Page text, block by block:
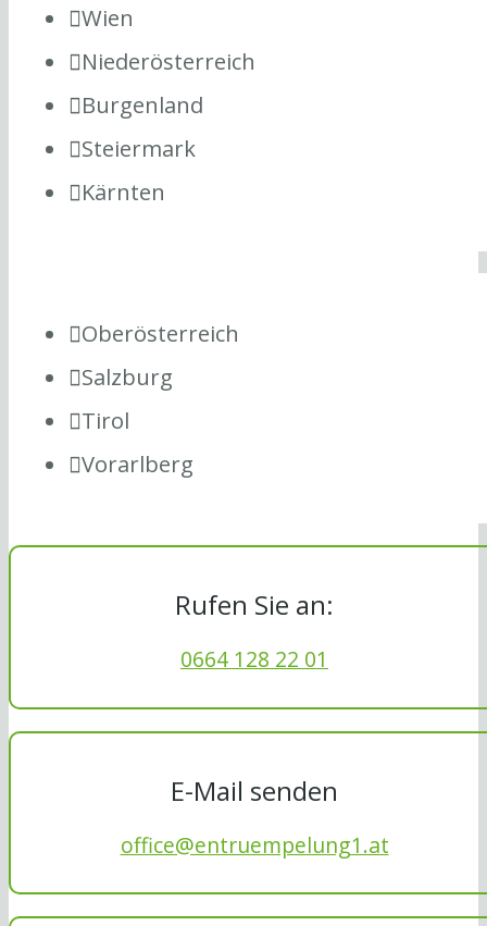
Wien
Niederösterreich
Burgenland
Steiermark
Kärnten
Oberösterreich
Salzburg
Tirol
Vorarlberg
Rufen Sie an:
0664 128 22 01
E-Mail senden
office@entruempelung1.at